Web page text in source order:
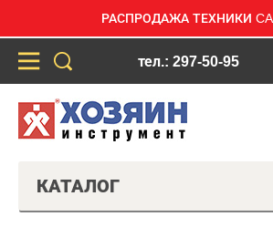
РАСПРОДАЖА ТЕХНИКИ
тел.: 297-50-95
КАТАЛОГ